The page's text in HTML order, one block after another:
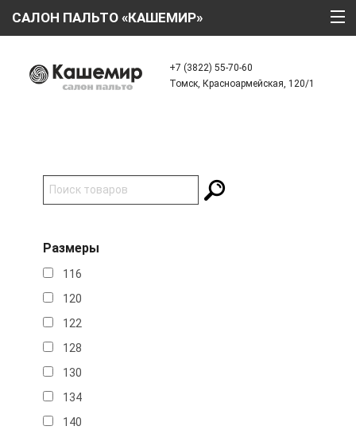
+7 (3822) 55-70-60
Томск, Красноармейская, 120/1
САЛОН ПАЛЬТО «КАШЕМИР»
О КОМПАНИИ
АКЦИИ
КОНТАКТЫ
Размеры
116
120
122
128
130
134
140